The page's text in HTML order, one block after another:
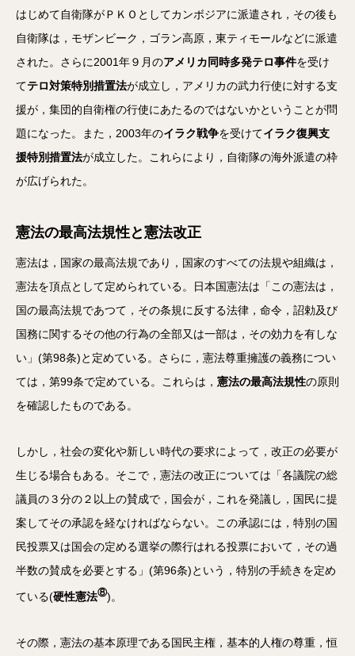
はじめて自衛隊がＰＫＯとしてカンボジアに派遣され，その後も
自衛隊は，モザンビーク，ゴラン高原，東ティモールなどに派遣
された。さらに2001年９月のアメリカ同時多発テロ事件を受け
てテロ対策特別措置法が成立し，アメリカの武力行使に対する支
援が，集団的自衛権の行使にあたるのではないかということが問
題になった。また，2003年のイラク戦争を受けてイラク復興支
援特別措置法が成立した。これらにより，自衛隊の海外派遣の枠
が広げられた。
憲法の最高法規性と憲法改正
憲法は，国家の最高法規であり，国家のすべての法規や組織は，
憲法を頂点として定められている。日本国憲法は「この憲法は，
国の最高法規であつて，その条規に反する法律，命令，詔勅及び
国務に関するその他の行為の全部又は一部は，その効力を有しな
い」(第98条)と定めている。さらに，憲法尊重擁護の義務につい
ては，第99条で定めている。これらは， 憲法の最高法規性の原則
を確認したものである。
しかし，社会の変化や新しい時代の要求によって，改正の必要が
生じる場合もある。そこで，憲法の改正については「各議院の総
議員の３分の２以上の賛成で，国会が，これを発議し，国民に提
案してその承認を経なければならない。この承認には，特別の国
民投票又は国会の定める選挙の際行はれる投票において，その過
半数の賛成を必要とする」(第96条)という，特別の手続きを定め
ている(硬性憲法⑧)。
その際，憲法の基本原理である国民主権，基本的人権の尊重，恒